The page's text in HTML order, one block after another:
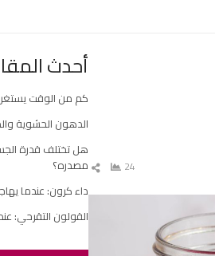
24
شارك
المقال
أحدث
كم من الوقت
الدهون الحشوية
هل تختلف قدرة
مصدره؟
داء كرون: عندما
القولون التقرحي: